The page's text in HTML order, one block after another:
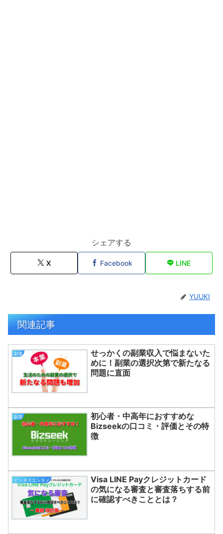
シェアする
X Facebook LINE
YUUKI
関連記事
副業
せっかくの副業収入で悩まないた
めに！副業の選択次第で新たなる
問題に直面
副業
初心者・中高年におすすめな
Bizseekの口コミ・評価とその特
徴
ビジネスエンタメ
Visa LINE Payクレジットカード
の気になる審査と審査落ちする前
に確認すべきこととは？